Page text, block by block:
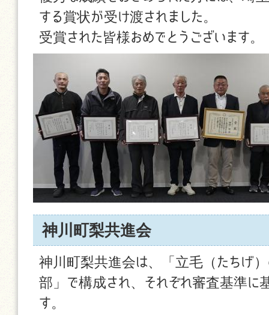
する賞状が受け渡されました。
受賞された皆様おめでとうございます。
神川町梨共進会
神川町梨共進会は、「立毛（たちげ
部」で構成され、それぞれ審査基準に
す。